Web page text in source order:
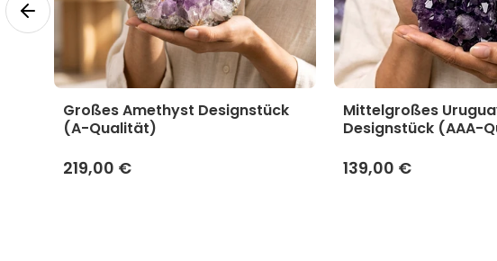
Großes Amethyst Designstück
(A-Qualität)
219,00 €
Mittelgroßes
Designstück (AAA-
139,00 €